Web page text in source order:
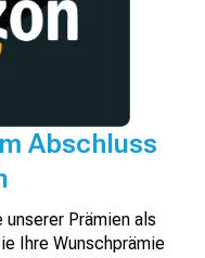
Abschluss
Prämien als
Ihre Wunschprämie